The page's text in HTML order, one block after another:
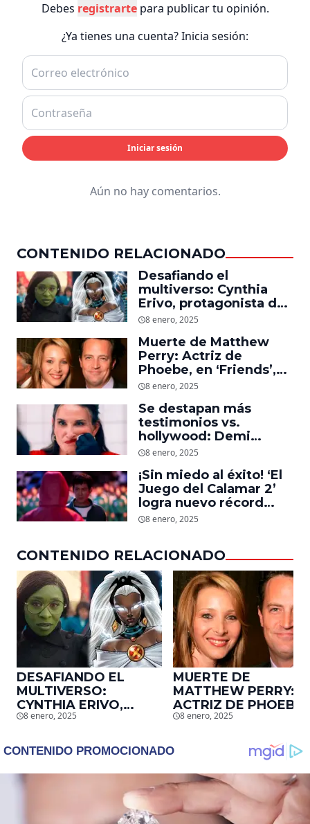
Debes registrartepara publicar tu opinión.
¿Ya tienes una cuenta? Inicia sesión:
Iniciar sesión
Aún no hay comentarios.
CONTENIDO RELACIONADO
Desafiando el
multiverso: Cynthia
Erivo, protagonista de
‘Wicked’, quiere ser
8 enero, 2025
Muerte de Matthew
Perry: Actriz de
Phoebe, en ‘Friends’,
descubre un emotivo
dejó
8 enero, 2025
Se destapan más
testimonios vs.
hollywood: Demi
Moore, protagonista de
daño que le hizo la
industria a su cuerpo
8 enero, 2025
¡Sin miedo al éxito! ‘El
Juego del Calamar 2’
logra nuevo récord
mundial en tan solo 11
8 enero, 2025
CONTENIDO RELACIONADO
DESAFIANDO EL
MULTIVERSO:
CYNTHIA ERIVO,
PROTAGONISTA DE
SER STORM EN EL
8 enero, 2025
MUERTE DE
MATTHEW PERRY:
ACTRIZ DE PHOEBE,
EN ‘FRIENDS’,
EMOTIVO MENSAJE
QUE EL ACTOR LE
DEJÓ
8 enero, 2025